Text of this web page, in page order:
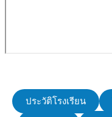
ประวัติโรงเรียน